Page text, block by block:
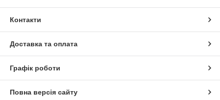
Контакти
Доставка та оплата
Графік роботи
Повна версія сайту